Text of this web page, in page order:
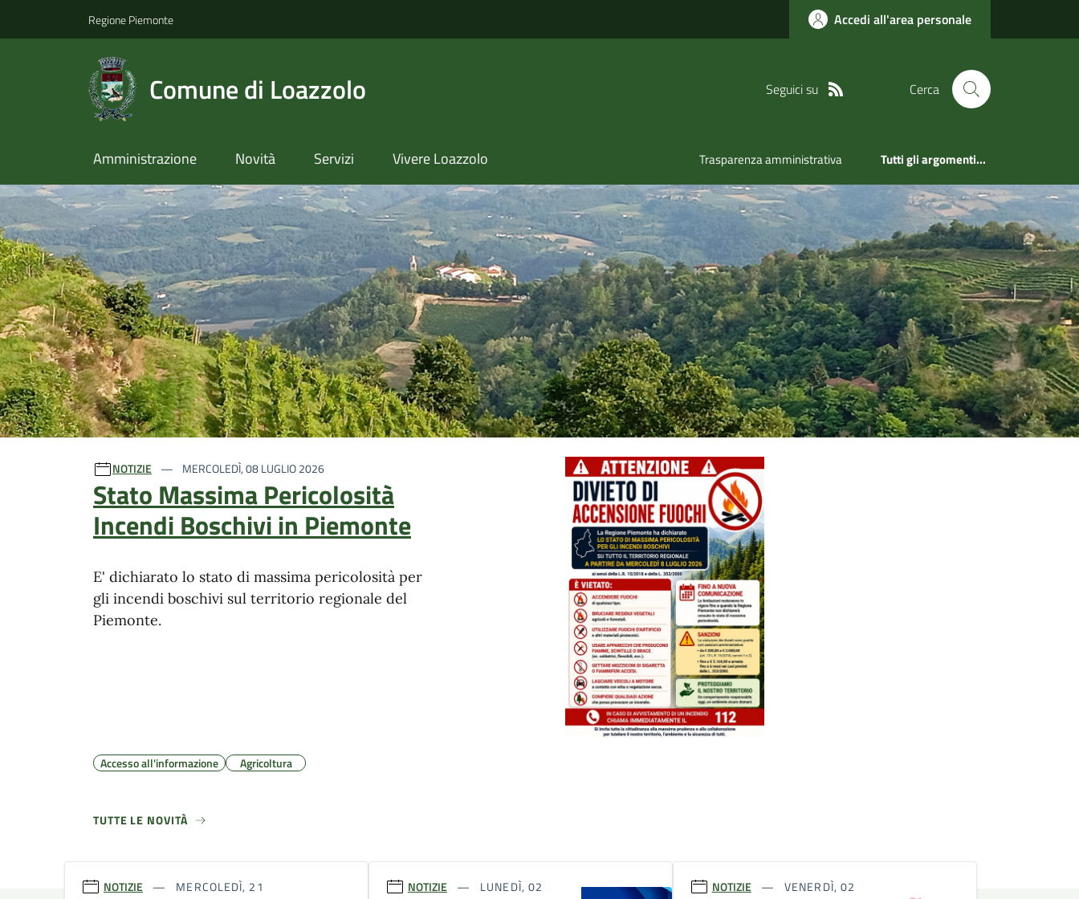
Regione Piemonte Accedi all'area personale
Comune di Loazzolo Seguici su Cerca
Amministrazione Novità Servizi Vivere Loazzolo Trasparenza amministrativa Tutti gli argomenti...
Ultime notizie
NOTIZIE MERCOLEDÌ, 08 LUGLIO 2026
Stato Massima Pericolosità
Incendi Boschivi in Piemonte
E' dichiarato lo stato di massima pericolosità per
gli incendi boschivi sul territorio regionale del
Piemonte.
Accesso all'informazione Agricoltura
TUTTE LE NOVITÀ
NOTIZIE
MERCOLEDÌ, 21
NOTIZIE
LUNEDÌ, 02
NOTIZIE
VENERDÌ, 02